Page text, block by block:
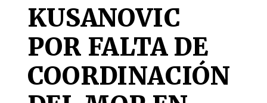
KUSANOVIC
POR FALTA DE
COORDINACIÓN